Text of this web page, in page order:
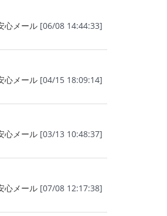
心メール [06/08 14:44:33]
心メール [04/15 18:09:14]
心メール [03/13 10:48:37]
心メール [07/08 12:17:38]